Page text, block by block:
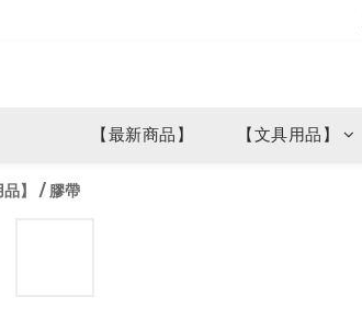
【最新商品】 【文具用品】
】 / 膠帶